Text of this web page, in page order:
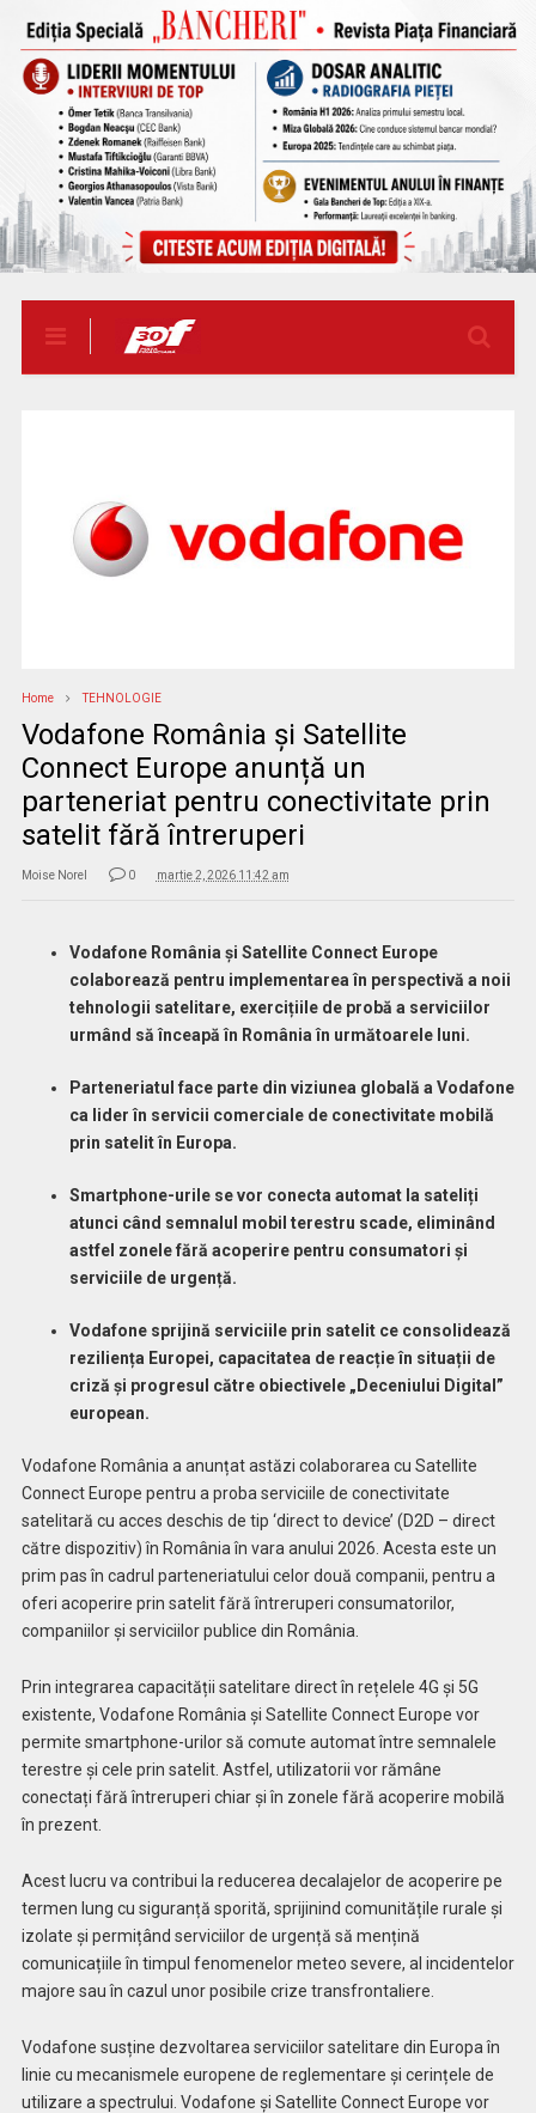
Home TEHNOLOGIE
Vodafone România și Satellite
Connect Europe anunță un
parteneriat pentru conectivitate prin
satelit fără întreruperi
Moise Norel 0 martie 2, 2026 11:42 am
Vodafone România și Satellite Connect Europe
colaborează pentru implementarea în perspectivă a noii
tehnologii satelitare, exercițiile de probă a serviciilor
urmând să înceapă în România în următoarele luni.
Parteneriatul face parte din viziunea globală a Vodafone
ca lider în servicii comerciale de conectivitate mobilă
prin satelit în Europa.
Smartphone-urile se vor conecta automat la sateliți
atunci când semnalul mobil terestru scade, eliminând
astfel zonele fără acoperire pentru consumatori și
serviciile de urgență.
Vodafone sprijină serviciile prin satelit ce consolidează
reziliența Europei, capacitatea de reacție în situații de
criză și progresul către obiectivele „Deceniului Digital”
european.
Vodafone România a anunțat astăzi colaborarea cu Satellite
Connect Europe pentru a proba serviciile de conectivitate
satelitară cu acces deschis de tip ‘direct to device’ (D2D – direct
către dispozitiv) în România în vara anului 2026. Acesta este un
prim pas în cadrul parteneriatului celor două companii, pentru a
oferi acoperire prin satelit fără întreruperi consumatorilor,
companiilor și serviciilor publice din România.
Prin integrarea capacității satelitare direct în rețelele 4G și 5G
existente, Vodafone România și Satellite Connect Europe vor
permite smartphone-urilor să comute automat între semnalele
terestre și cele prin satelit. Astfel, utilizatorii vor rămâne
conectați fără întreruperi chiar și în zonele fără acoperire mobilă
în prezent.
Acest lucru va contribui la reducerea decalajelor de acoperire pe
termen lung cu siguranță sporită, sprijinind comunitățile rurale și
izolate și permițând serviciilor de urgență să mențină
comunicațiile în timpul fenomenelor meteo severe, al incidentelor
majore sau în cazul unor posibile crize transfrontaliere.
Vodafone susține dezvoltarea serviciilor satelitare din Europa în
linie cu mecanismele europene de reglementare și cerințele de
utilizare a spectrului. Vodafone și Satellite Connect Europe vor